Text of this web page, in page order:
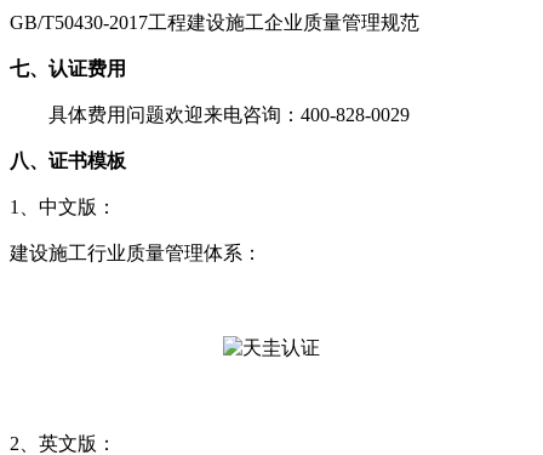
GB/T50430-2017工程建设施工企业质量管理规范
七、认证费用
具体费用问题欢迎来电咨询： 400-828-0029
八、证书模板
1、中文版：
建设施工行业质量管理体系：
2、英文版：